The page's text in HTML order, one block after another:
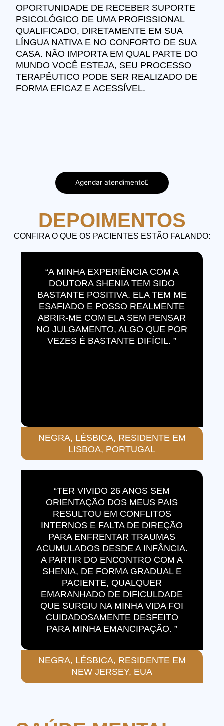
OPORTUNIDADE DE RECEBER SUPORTE
PSICOLÓGICO DE UMA PROFISSIONAL
QUALIFICADO, DIRETAMENTE EM SUA
LÍNGUA NATIVA E NO CONFORTO DE SUA
CASA. NÃO IMPORTA EM QUAL PARTE DO
MUNDO VOCÊ ESTEJA, SEU PROCESSO
TERAPÊUTICO PODE SER REALIZADO DE
FORMA EFICAZ E ACESSÍVEL.
Agendar atendimento
DEPOIMENTOS
CONFIRA O QUE OS PACIENTES ESTÃO FALANDO:
“A MINHA EXPERIÊNCIA COM A
DOUTORA SHENIA TEM SIDO
BASTANTE POSITIVA. ELA TEM ME
ESAFIADO E POSSO REALMENTE
ABRIR-ME COM ELA SEM PENSAR
NO JULGAMENTO, ALGO QUE POR
VEZES É BASTANTE DIFÍCIL. ”
NEGRA, LÉSBICA, RESIDENTE EM
LISBOA, PORTUGAL
“TER VIVIDO 26 ANOS SEM
ORIENTAÇÃO DOS MEUS PAIS
RESULTOU EM CONFLITOS
INTERNOS E FALTA DE DIREÇÃO
PARA ENFRENTAR TRAUMAS
ACUMULADOS DESDE A INFÂNCIA.
A PARTIR DO ENCONTRO COM A
SHENIA, DE FORMA GRADUAL E
PACIENTE, QUALQUER
EMARANHADO DE DIFICULDADE
QUE SURGIU NA MINHA VIDA FOI
CUIDADOSAMENTE DESFEITO
PARA MINHA EMANCIPAÇÃO. ”
NEGRA, LÉSBICA, RESIDENTE EM
NEW JERSEY, EUA